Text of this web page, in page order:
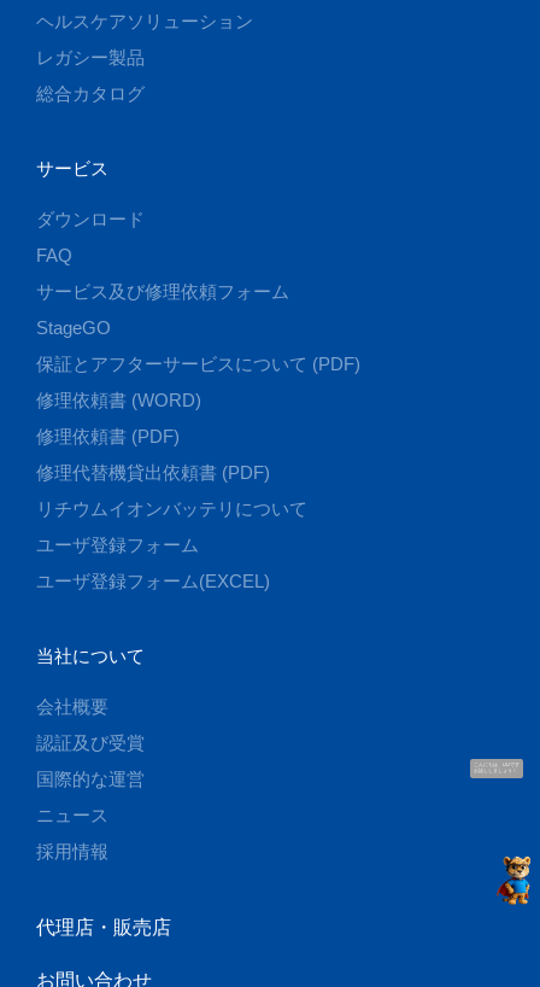
こんにちは、UUです
お話ししましょう！
ヘルスケアソリューション
レガシー製品
総合カタログ
サービス
ダウンロード
FAQ
サービス及び修理依頼フォーム
StageGO
保証とアフターサービスについて (PDF)
修理依頼書 (WORD)
修理依頼書 (PDF)
修理代替機貸出依頼書 (PDF)
リチウムイオンバッテリについて
ユーザ登録フォーム
ユーザ登録フォーム(EXCEL)
当社について
会社概要
認証及び受賞
国際的な運営
ニュース
採用情報
代理店・販売店
お問い合わせ